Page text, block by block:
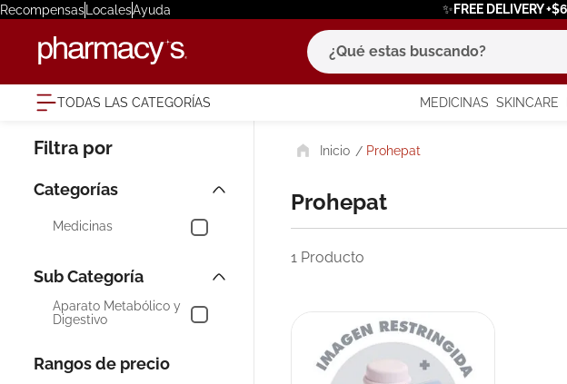
RecompensasLocalesAyuda ✨FREE DELIVERY
¿Qué estas buscando?
TODAS LAS CATEGORÍAS MEDICINAS SKINCARE
Medicinas
Aparato Metabólico y
Digestivo
Rangos de precio
Prohepat
Prohepat
1 Producto
términos más buscados
1. eucerin
bioderma
6. degraler
7. megacistin
roche posay